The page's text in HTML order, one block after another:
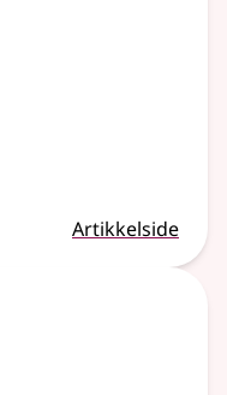
Artikkelside